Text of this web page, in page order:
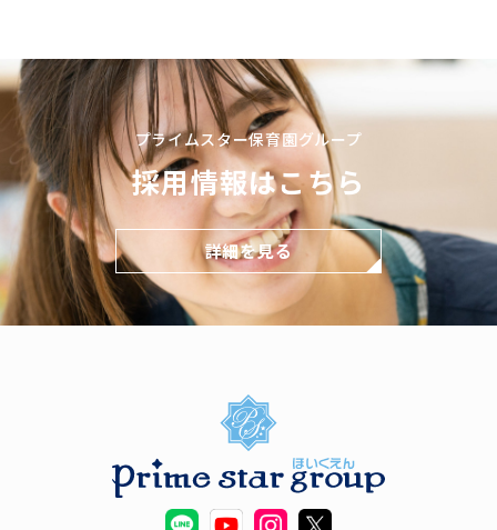
プライムスター保育園グループ
採用情報はこちら
詳細を見る